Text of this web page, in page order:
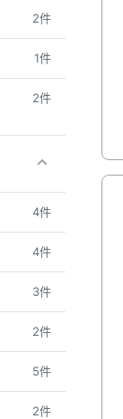
2件
1件
2件
4件
4件
3件
2件
5件
2件